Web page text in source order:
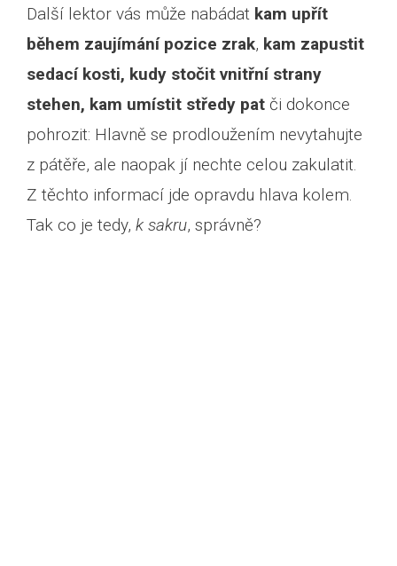
Další lektor vás může nabádat kam upřít
během zaujímání pozice zrak, kam zapustit
sedací kosti, kudy stočit vnitřní strany
stehen, kam umístit středy pat či dokonce
pohrozit: Hlavně se prodloužením nevytahujte
z pátěře, ale naopak jí nechte celou zakulatit.
Z těchto informací jde opravdu hlava kolem.
Tak co je tedy, k sakru, správně?